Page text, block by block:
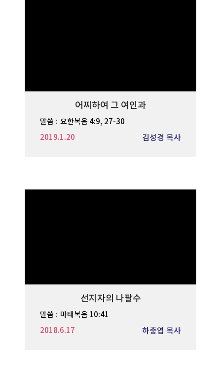
어찌하여 그 여인과
말씀 : 요한복음 4:9, 27-30
김성경 목사
2019.1.20
선지자의 나팔수
말씀 : 마태복음 10:41
하충엽 목사
2018.6.17